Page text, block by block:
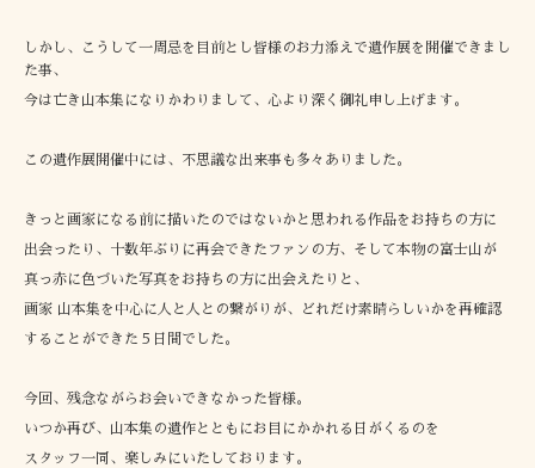
しかし、こうして一周忌を目前とし皆様のお力添えで遺作展を開催できまし
た事、
今は亡き山本集になりかわりまして、心より深く御礼申し上げます。
この遺作展開催中には、不思議な出来事も多々ありました。
きっと画家になる前に描いたのではないかと思われる作品をお持ちの方に
出会ったり、十数年ぶりに再会できたファンの方、そして本物の富士山が
真っ赤に色づいた写真をお持ちの方に出会えたりと、
画家 山本集を中心に人と人との繋がりが、どれだけ素晴らしいかを再確認
することができた５日間でした。
今回、残念ながらお会いできなかった皆様。
いつか再び、山本集の遺作とともにお目にかかれる日がくるのを
スタッフ一同、楽しみにいたしております。